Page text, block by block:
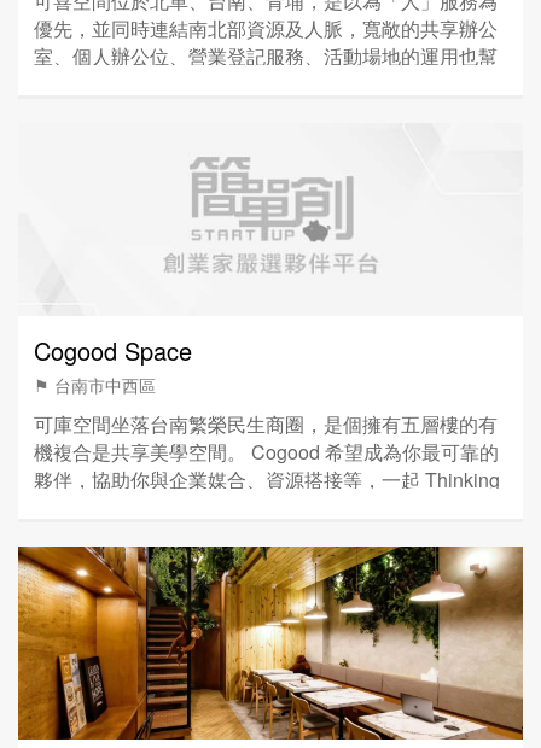
優先，並同時連結南北部資源及人脈，寬敞的共享辦公
室、個人辦公位、營業登記服務、活動場地的運用也幫
Cogood Space
⚑ 台南市中西區
可庫空間坐落台南繁榮民生商圈，是個擁有五層樓的有
機複合是共享美學空間。 Cogood 希望成為你最可靠的
夥伴，協助你與企業媒合、資源搭接等，一起 Thinking